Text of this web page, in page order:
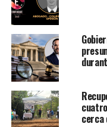
cerca